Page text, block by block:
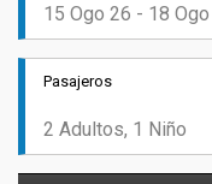
Pasajeros